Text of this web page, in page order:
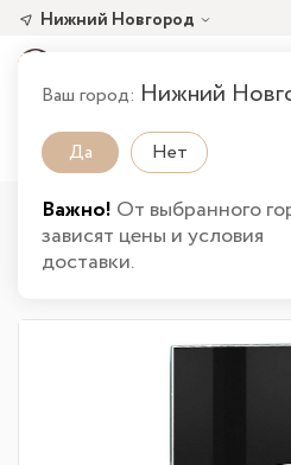
Нижний Новгород
Ваш город: Нижний
Да Нет
Важно! От выбранного
зависят цены и условия
доставки.
Главная Каталог товаров
Тумба под ТВ 51.06 Либерти
Новгороде